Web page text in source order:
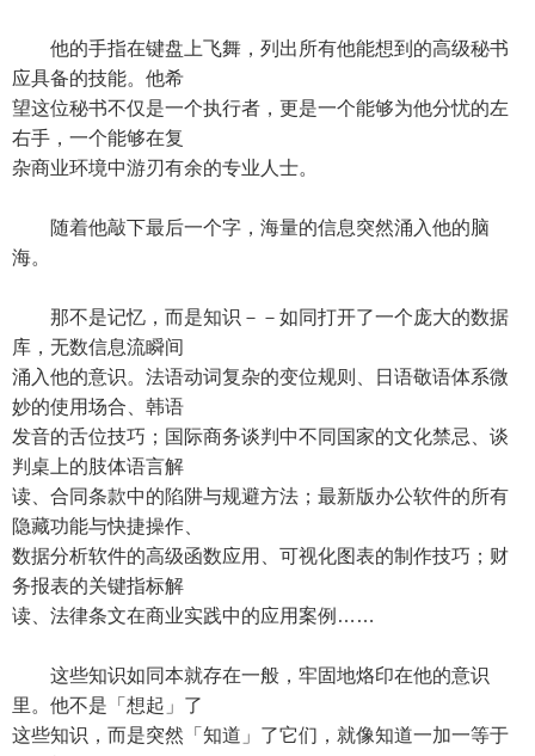
他的手指在键盘上飞舞，列出所有他能想到的高级秘书
应具备的技能。他希
望这位秘书不仅是一个执行者，更是一个能够为他分忧的左
右手，一个能够在复
杂商业环境中游刃有余的专业人士。
随着他敲下最后一个字，海量的信息突然涌入他的脑
海。
那不是记忆，而是知识－－如同打开了一个庞大的数据
库，无数信息流瞬间
涌入他的意识。法语动词复杂的变位规则、日语敬语体系微
妙的使用场合、韩语
发音的舌位技巧；国际商务谈判中不同国家的文化禁忌、谈
判桌上的肢体语言解
读、合同条款中的陷阱与规避方法；最新版办公软件的所有
隐藏功能与快捷操作、
数据分析软件的高级函数应用、可视化图表的制作技巧；财
务报表的关键指标解
读、法律条文在商业实践中的应用案例……
这些知识如同本就存在一般，牢固地烙印在他的意识
里。他不是「想起」了
这些知识，而是突然「知道」了它们，就像知道一加一等于